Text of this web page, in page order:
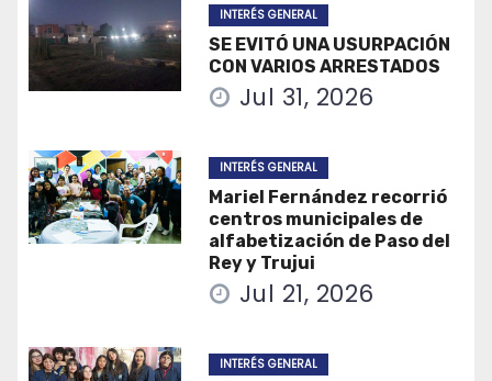
INTERÉS GENERAL
SE EVITÓ UNA USURPACIÓN
CON VARIOS ARRESTADOS
Jul 31, 2026
INTERÉS GENERAL
Mariel Fernández recorrió
centros municipales de
alfabetización de Paso del
Rey y Trujui
Jul 21, 2026
INTERÉS GENERAL